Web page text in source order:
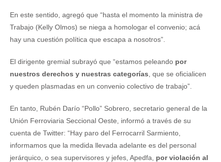
En este sentido, agregó que “hasta el momento la ministra de
Trabajo (Kelly Olmos) se niega a homologar el convenio; acá
hay una cuestión política que escapa a nosotros”.
El dirigente gremial subrayó que “estamos peleando por
nuestros derechos y nuestras categorías , que se oficialicen
y queden plasmadas en un convenio colectivo de trabajo”.
En tanto, Rubén Darío “Pollo” Sobrero, secretario general de la
Unión Ferroviaria Seccional Oeste, informó a través de su
cuenta de Twitter: “Hay paro del Ferrocarril Sarmiento,
informamos que la medida llevada adelante es del personal
jerárquico, o sea supervisores y jefes, Apedfa,
por violación al